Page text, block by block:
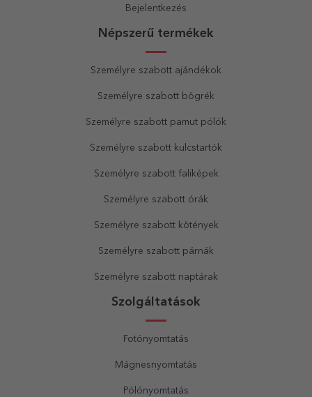
Bejelentkezés
Népszerű termékek
Személyre szabott ajándékok
Személyre szabott bögrék
Személyre szabott pamut pólók
Személyre szabott kulcstartók
Személyre szabott faliképek
Személyre szabott órák
Személyre szabott kötények
Személyre szabott párnák
Személyre szabott naptárak
Szolgáltatások
Fotónyomtatás
Mágnesnyomtatás
Pólónyomtatás